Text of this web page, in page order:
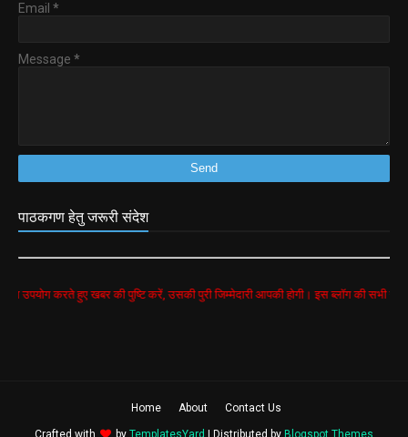
Email *
Message *
पाठकगण हेतु जरूरी संदेश
की पुष्टि करें, उसकी पुरी जिम्मेदारी आपकी होगी। इस ब्लॉग की सभी खबरें
Home About Contact Us
Crafted with by TemplatesYard | Distributed by Blogspot Themes